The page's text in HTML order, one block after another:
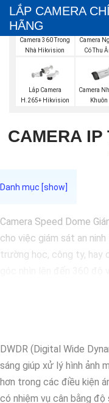
LẮP CAMERA
HÃNG
Camera 360 Trong
Nhà Hikvision
Camera
Có Thu
Lắp Camera
H.265+ Hikvision
Camera
CAMERA IP
Camera Speed Dome
cho việc giám sát an
trường học, công ty, hay
chính xác. Camera còn
nhận diện khuôn mặt,
quả. Với thiết kế chắc
Camera Speed Dome
nhắc khi cần một giải
DWDR (Digital Wide
sáng giúp xử lý hình ảnh
hơn trong các điều kiện
có nhiệm vụ cân bằng